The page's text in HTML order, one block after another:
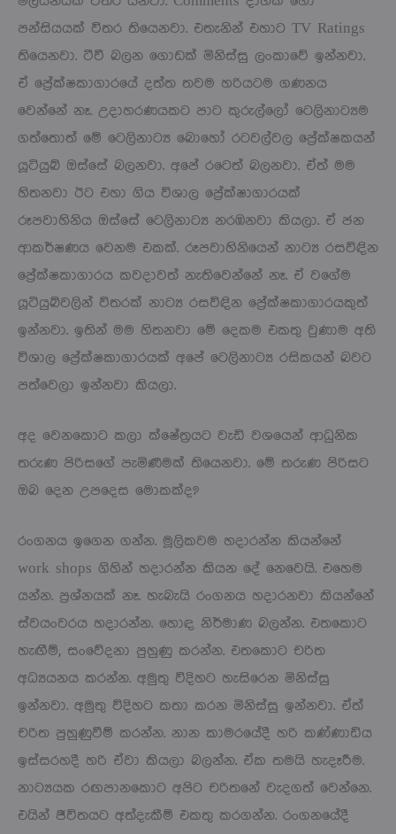
පන්සියයක් විතර තියෙනවා. එතැනින් එහාට TV Ratings
තියෙනවා. ටීවී බලන ගොඩක් මිනිස්සු ලංකාවේ ඉන්නවා.
ඒ ප්‍රේක්ෂකාගාරයේ දත්ත තවම හරියටම ගණනය
වෙන්නේ නෑ. උදාහරණයකට පාට කුරුල්ලෝ ටෙලිනාට්‍යම
ගත්තොත් මේ ටෙලිනාට්‍ය බොහෝ රටවල්වල ප්‍රේක්ෂකයන්
යූටියුබ් ඔස්සේ බලනවා. අපේ රටෙත් බලනවා. ඒත් මම
හිතනවා ඊට එහා ගිය විශාල ප්‍රේක්ෂාගාරයක්
රූපවාහිනිය ඔස්සේ ටෙලිනාට්‍ය නරඹනවා කියලා. ඒ ජන
ආකර්ෂණය වෙනම එකක්. රූපවාහිනියෙන් නාට්‍ය රසවිඳින
ප්‍රේක්ෂකාගාරය කවදාවත් නැතිවෙන්නේ නෑ. ඒ වගේම
යූටියුබ්වලින් විතරක් නාට්‍ය රසවිඳින ප්‍රේක්ෂකාගාරයකුත්
ඉන්නවා. ඉතින් මම හිතනවා මේ දෙකම එකතු වුණාම අති
විශාල ප්‍රේක්ෂකාගාරයක් අපේ ටෙලිනාට්‍ය රසිකයන් බවට
පත්වෙලා ඉන්නවා කියලා.
අද වෙනකොට කලා ක්ෂේත්‍රයට වැඩි වශයෙන් ආධුනික
තරුණ පිරිසගේ පැමිණීමක් තියෙනවා. මේ තරුණ පිරිසට
ඔබ දෙන උපදෙස මොකක්ද?
රංගනය ඉගෙන ගන්න. මූලිකවම හදාරන්න කියන්නේ
work shops ගිහින් හදාරන්න කියන දේ නෙවෙයි. එහෙම
යන්න. ප්‍රශ්නයක් නෑ. හැබැයි රංගනය හදාරනවා කියන්නේ
ස්වයංවරය හදාරන්න. හොඳ නිර්මාණ බලන්න. එතකොට
හැඟීම්, සංවේදනා පුහුණු කරන්න. එතකොට චරිත
අධ්‍යයනය කරන්න. අමුතු විදිහට හැසිරෙන මිනිස්සු
ඉන්නවා. අමුතු විදිහට කතා කරන මිනිස්සු ඉන්නවා. ඒත්
චරිත පුහුණුවීම් කරන්න. නාන කාමරයේදී හරි කණ්ණාඩිය
ඉස්සරහදී හරි ඒවා කියලා බලන්න. ඒක තමයි හැදෑරීම.
නාට්‍යයක රඟපානකොට අපිට චරිතනේ වැදගත් වෙන්නෙ.
එයින් ජීවිතයට අත්දැකීම් එකතු කරගන්න. රංගනයේදී